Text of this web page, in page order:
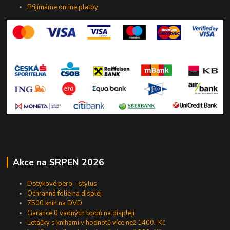
Přijímáme online platby
Akce na SRPEN 2026
Dotykové pero - stylus
Ochranná fólie na displej
7500 knih na DVD
Garance 0 vadných bodů na displeji
Letáčky s knihami v hodnotě více než 1400,-Kč